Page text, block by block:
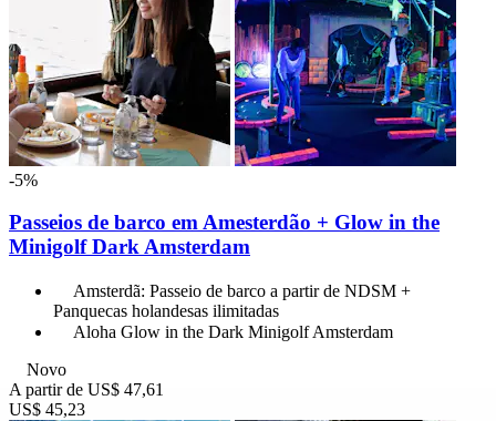
-5%
Passeios de barco em Amesterdão + Glow in the
Minigolf Dark Amsterdam
Amsterdã: Passeio de barco a partir de NDSM +
Panquecas holandesas ilimitadas
Aloha Glow in the Dark Minigolf Amsterdam
Novo
A partir de US$ 47,61
US$ 45,23